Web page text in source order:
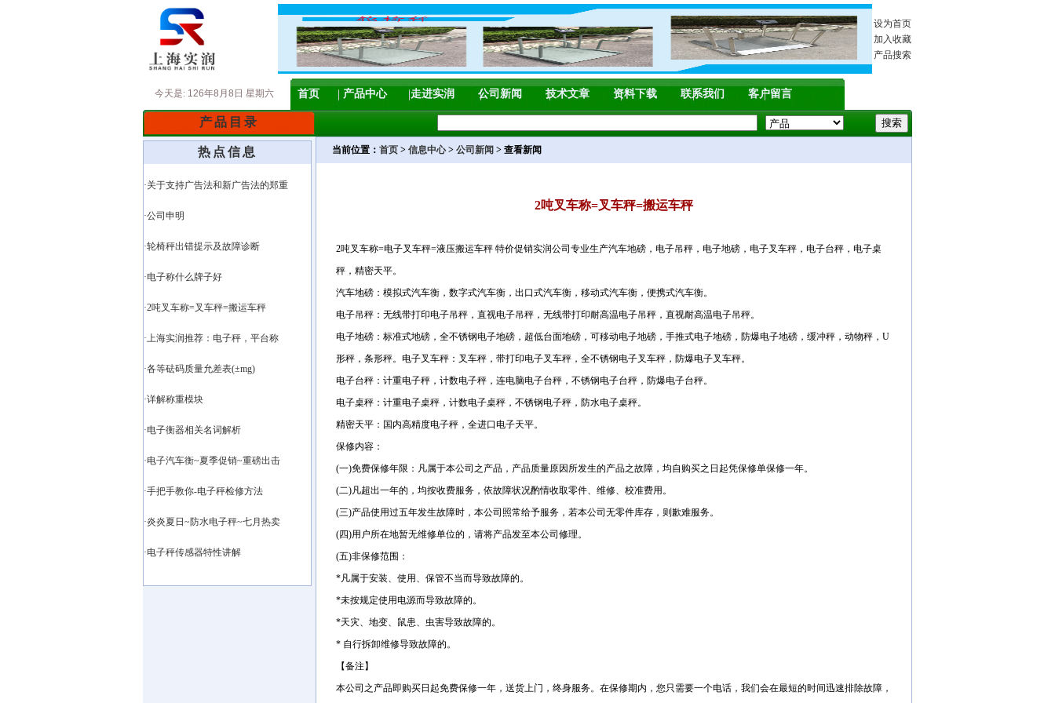
设为首页
加入收藏
产品搜索
今天是: 126年8月8日 星期六 首页 产品中心 走进实润 公司新闻 技术文章 资料下载 联系我们 客户留言
产品目录
热点信息
·关于支持广告法和新广告法的郑重
·公司申明
·轮椅秤出错提示及故障诊断
·电子称什么牌子好
·2吨叉车称=叉车秤=搬运车秤
·上海实润推荐：电子秤，平台称
·各等砝码质量允差表(±mg)
·详解称重模块
·电子衡器相关名词解析
·电子汽车衡~夏季促销~重磅出击
·手把手教你-电子秤检修方法
·炎炎夏日~防水电子秤~七月热卖
·电子秤传感器特性讲解
当前位置： 首页 > 信息中心> 公司新闻 > 查看新闻
2吨叉车称=叉车秤=搬运车秤
2吨叉车称=电子叉车秤=液压搬运车秤 特价促销实润公司专业生产汽车地磅，电子吊秤，电子地磅，电子叉车秤，电子台秤，电子桌
秤，精密天平。
汽车地磅：模拟式汽车衡，数字式汽车衡，出口式汽车衡，移动式汽车衡，便携式汽车衡。
电子吊秤：无线带打印电子吊秤，直视电子吊秤，无线带打印耐高温电子吊秤，直视耐高温电子吊秤。
电子地磅：标准式地磅，全不锈钢电子地磅，超低台面地磅，可移动电子地磅，手推式电子地磅，防爆电子地磅，缓冲秤，动物秤，U
形秤，条形秤。电子叉车秤：叉车秤，带打印电子叉车秤，全不锈钢电子叉车秤，防爆电子叉车秤。
电子台秤：计重电子秤，计数电子秤，连电脑电子台秤，不锈钢电子台秤，防爆电子台秤。
电子桌秤：计重电子桌秤，计数电子桌秤，不锈钢电子秤，防水电子桌秤。
精密天平：国内高精度电子秤，全进口电子天平。
保修内容：
(一)免费保修年限：凡属于本公司之产品，产品质量原因所发生的产品之故障，均自购买之日起凭保修单保修一年。
(二)凡超出一年的，均按收费服务，依故障状况酌情收取零件、维修、校准费用。
(三)产品使用过五年发生故障时，本公司照常给予服务，若本公司无零件库存，则歉难服务。
(四)用户所在地暂无维修单位的，请将产品发至本公司修理。
(五)非保修范围：
*凡属于安装、使用、保管不当而导致故障的。
*未按规定使用电源而导致故障的。
*天灾、地变、鼠患、虫害导致故障的。
* 自行拆卸维修导致故障的。
【备注】
本公司之产品即购买日起免费保修一年，送货上门，终身服务。在保修期内，您只需要一个电话，我们会在最短的时间迅速排除故障，